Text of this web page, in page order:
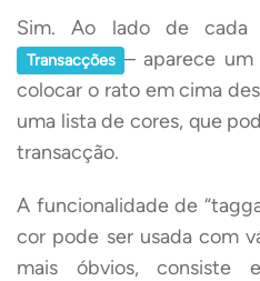
Sim. Ao lado de cada
Transacções – aparece um
colocar o rato em cima
uma lista de cores, que
transacção.
A funcionalidade de
cor pode ser usada com
mais óbvios, consiste